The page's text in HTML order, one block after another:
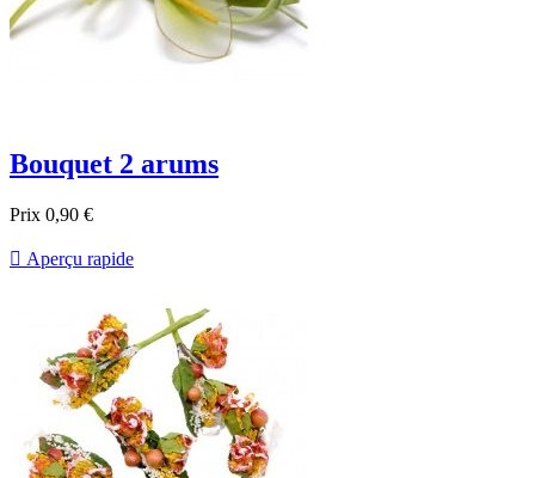
Bouquet 2 arums
Prix 0,90 €
 Aperçu rapide